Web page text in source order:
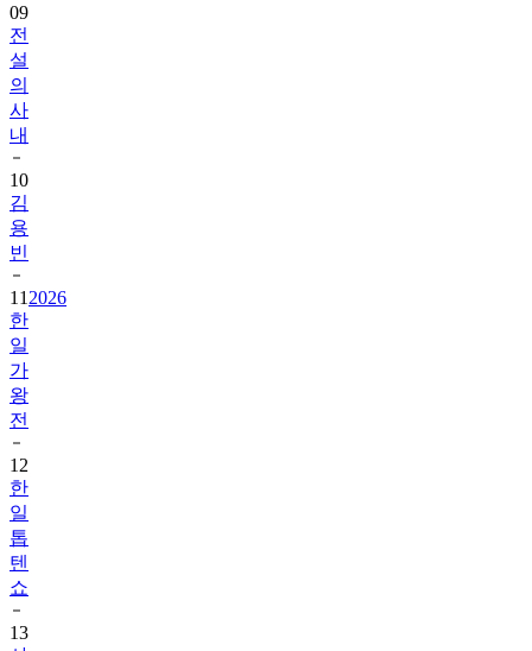
09
전
설
의
사
내
10
김
용
빈
11 2026
한
일
가
왕
전
12
한
일
톱
텐
쇼
13